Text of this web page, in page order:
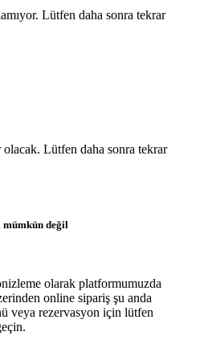
Lütfen daha sonra tekrar
Lütfen daha sonra tekrar
mümkün değil
olarak platformumuzda
online sipariş şu anda
veya rezervasyon için lütfen